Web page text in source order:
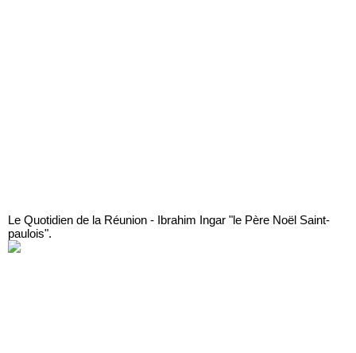
Le Quotidien de la Réunion - Ibrahim Ingar "le Père Noël Saint-
paulois".